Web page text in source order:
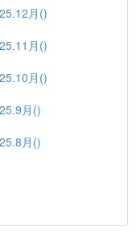
月()
月()
月()
月()
月()